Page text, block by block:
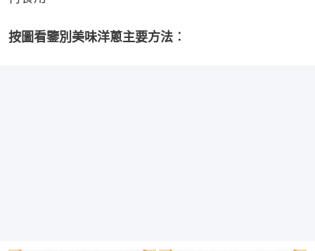
按圖看鑒別美味洋蔥主要方法︰